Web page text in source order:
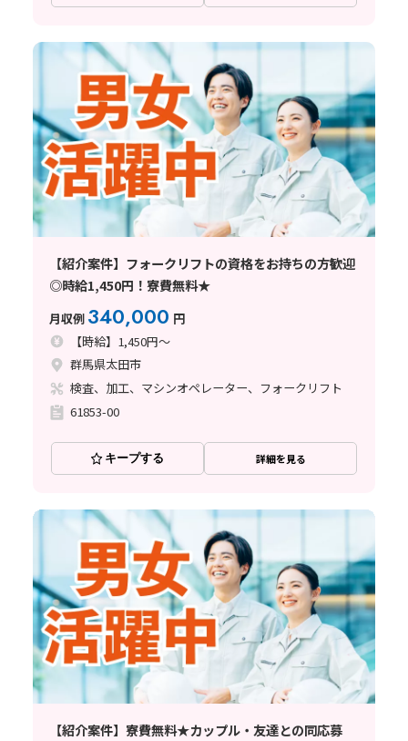
【紹介案件】フォークリフトの資格をお持ちの方歓迎
◎時給1,450円！寮費無料★
月収例 340,000 円
【時給】1,450円～
群馬県太田市
検査、加工、マシンオペレーター、フォークリフト
61853-00
キープする 詳細を見る
【紹介案件】寮費無料★カップル・友達との同応募